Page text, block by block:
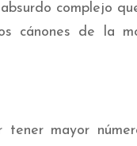
complejo
cánones de la
mayor